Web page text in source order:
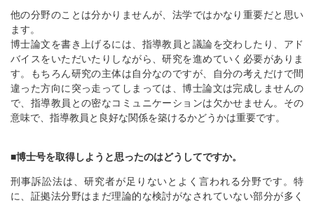
他の分野のことは分かりませんが、法学ではかなり重要だと思い
ます。
博士論文を書き上げるには、指導教員と議論を交わしたり、アド
バイスをいただいたりしながら、研究を進めていく必要がありま
す。もちろん研究の主体は自分なのですが、自分の考えだけで間
違った方向に突っ走ってしまっては、博士論文は完成しませんの
で、指導教員との密なコミュニケーションは欠かせません。その
意味で、指導教員と良好な関係を築けるかどうかは重要です。
■博士号を取得しようと思ったのはどうしてですか。
刑事訴訟法は、研究者が足りないとよく言われる分野です。特
に、証拠法分野はまだ理論的な検討がなされていない部分が多く